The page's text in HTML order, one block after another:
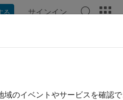
る サインイン
のイベントやサービスを確認